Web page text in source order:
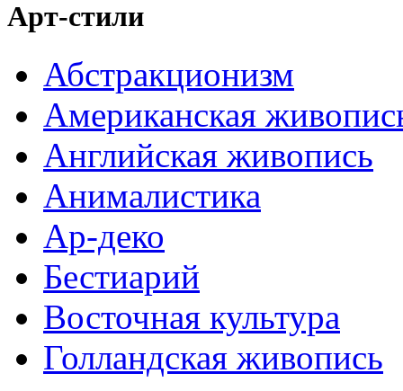
Арт-стили
Абстракционизм
Американская
Английская живопись
Анималистика
Ар-деко
Бестиарий
Восточная культура
Голландская живопись